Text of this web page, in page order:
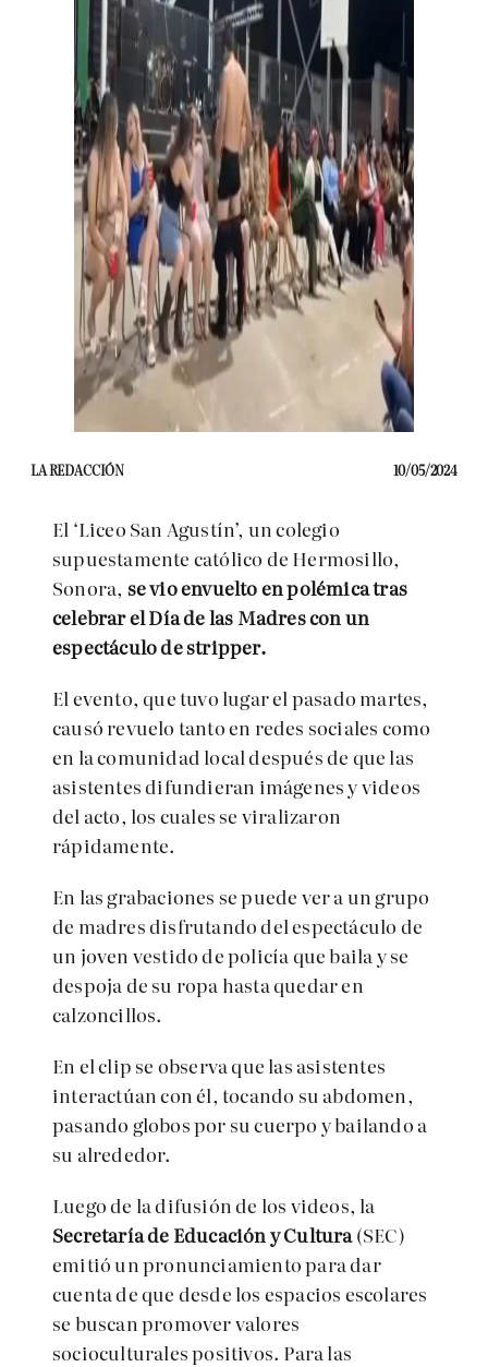
LA REDACCIÓN 10/05/2024
El ‘Liceo San Agustín’, un colegio
supuestamente católico de Hermosillo,
Sonora, se vio envuelto en polémica tras
celebrar el Día de las Madres con un
espectáculo de stripper.
El evento, que tuvo lugar el pasado martes,
causó revuelo tanto en redes sociales como
en la comunidad local después de que las
asistentes difundieran imágenes y videos
del acto, los cuales se viralizaron
rápidamente.
En las grabaciones se puede ver a un grupo
de madres disfrutando del espectáculo de
un joven vestido de policía que baila y se
despoja de su ropa hasta quedar en
calzoncillos.
En el clip se observa que las asistentes
interactúan con él, tocando su abdomen,
pasando globos por su cuerpo y bailando a
su alrededor.
Luego de la difusión de los videos, la
Secretaría de Educación y Cultura(SEC)
emitió un pronunciamiento para dar
cuenta de que desde los espacios escolares
se buscan promover valores
socioculturales positivos. Para las